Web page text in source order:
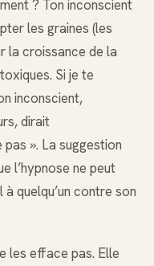
? Ton inconscient
les graines (les
la croissance de la
Si je te
inconscient,
dirait
». La suggestion
l’hypnose ne peut
quelqu’un contre son
les efface pas. Elle